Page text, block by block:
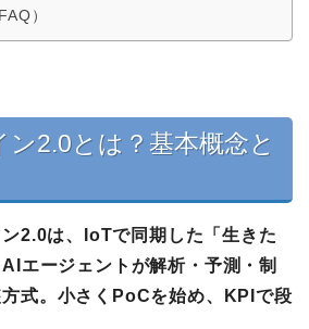
）
2.0とは？基本概念と
2.0は、IoTで同期した「生きた
エージェントが解析・予測・制
式。小さくPoCを始め、KPIで段